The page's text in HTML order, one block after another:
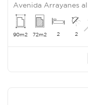
Avenida Arrayanes
90m2 72m2 2 2